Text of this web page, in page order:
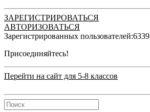
ЗАРЕГИСТРИРОВАТЬСЯ
АВТОРИЗОВАТЬСЯ
Зарегистрированных пользователей:6339
Присоединяйтесь!
Перейти на сайт для 5-8 классов